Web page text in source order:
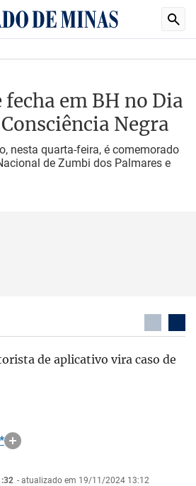
fecha em BH no Dia
Negra
nesta quarta-feira, é comemorado
de Zumbi dos Palmares e
de aplicativo vira caso de
- atualizado em 19/11/2024 13:12